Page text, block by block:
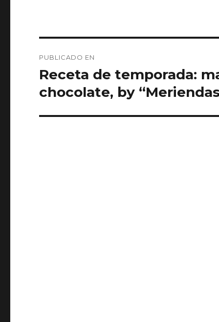
de
entradas
PUBLICADO EN
Receta de temporada:
chocolate, by